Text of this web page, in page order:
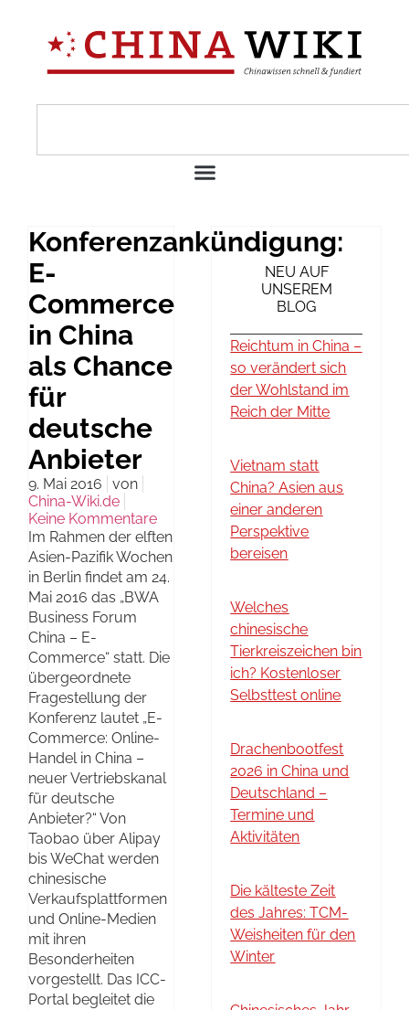
Konferenzankündigung:
E-
Commerce
in China
als Chance
für
deutsche
Anbieter
9. Mai 2016
von
China-Wiki.de
Keine Kommentare
Im Rahmen der elften
Asien-Pazifik Wochen
in Berlin findet am 24.
Mai 2016 das „BWA
Business Forum
China – E-
Commerce“ statt. Die
übergeordnete
Fragestellung der
Konferenz lautet „E-
Commerce: Online-
Handel in China –
neuer Vertriebskanal
für deutsche
Anbieter?“ Von
Taobao über Alipay
bis WeChat werden
chinesische
Verkaufsplattformen
und Online-Medien
mit ihren
Besonderheiten
vorgestellt. Das ICC-
Portal begleitet die
NEU AUF
UNSEREM
BLOG
Reichtum in China –
so verändert sich
der Wohlstand im
Reich der Mitte
Vietnam statt
China? Asien aus
einer anderen
Perspektive
bereisen
Welches
chinesische
Tierkreiszeichen bin
ich? Kostenloser
Selbsttest online
Drachenbootfest
2026 in China und
Deutschland –
Termine und
Aktivitäten
Die kälteste Zeit
des Jahres: TCM-
Weisheiten für den
Winter